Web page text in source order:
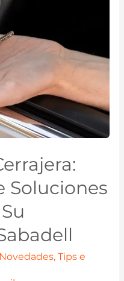
Soluciones
Tips e